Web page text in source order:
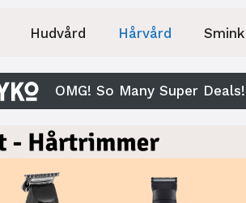
Hudvård Hårvård Smink
OMG! So Many Super